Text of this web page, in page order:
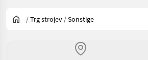
/Trg strojev /Sonstige